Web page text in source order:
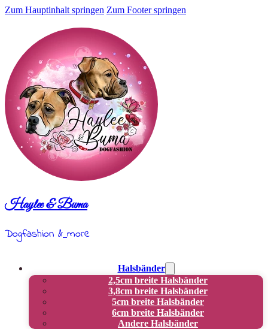
Zum Hauptinhalt springen Zum Footer springen
Haylee & Buma
Dogfashion & more
Halsbänder
2,5cm breite Halsbänder
3,8cm breite Halsbänder
5cm breite Halsbänder
6cm breite Halsbänder
Andere Halsbänder